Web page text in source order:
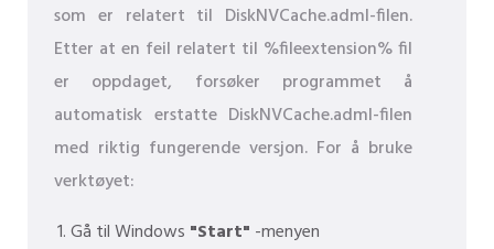
som er relatert til DiskNVCache.adml-filen.
Etter at en feil relatert til %fileextension% fil
er oppdaget, forsøker programmet å
automatisk erstatte DiskNVCache.adml-filen
med riktig fungerende versjon. For å bruke
verktøyet:
Gå til Windows "Start" -menyen